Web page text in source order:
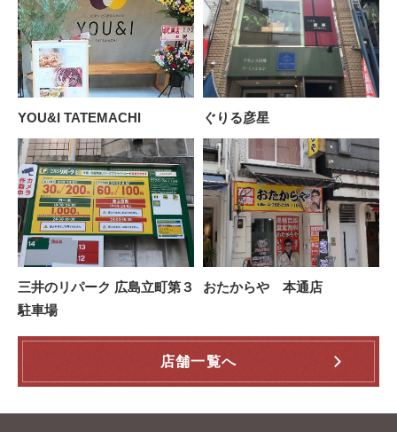
YOU&I TATEMACHI ぐりる彦星
三井のリパーク 広島立町第３
駐車場
おたからや 本通店
店舗一覧へ